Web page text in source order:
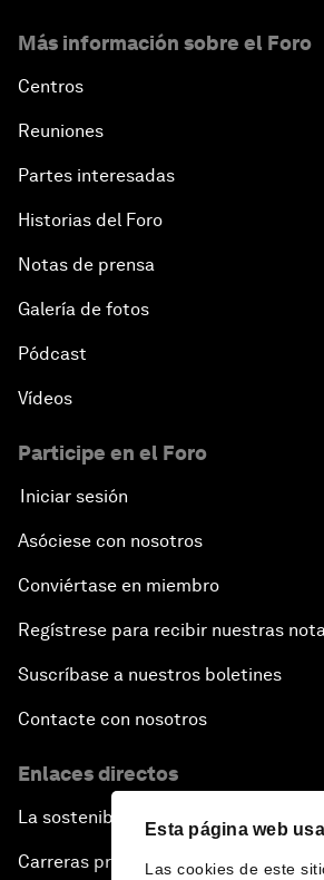
Esta página web
Las cookies de este
Más información sobre el Foro
Centros
Reuniones
Partes interesadas
Historias del Foro
Notas de prensa
Galería de fotos
Pódcast
Vídeos
Participe en el Foro
Iniciar sesión
Asóciese con nosotros
Conviértase en miembro
Regístrese para recibir nuestras
Suscríbase a nuestros boletines
Contacte con nosotros
Enlaces directos
La sostenibilidad en el Foro
Carreras profesionales